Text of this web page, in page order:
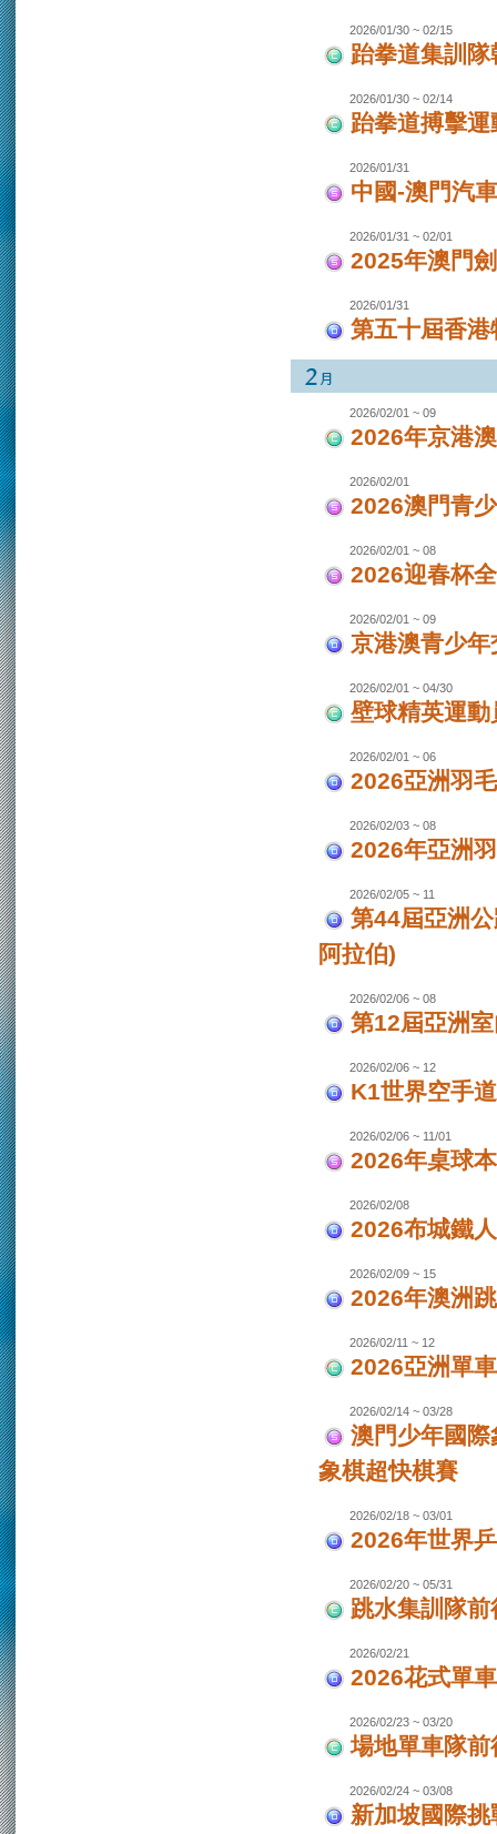
2026/01/30 ~ 02/15
跆拳道集訓
2026/01/30 ~ 02/14
跆拳道搏擊
2026/01/31
中國-澳門汽
2026/01/31 ~ 02/01
2025年澳門
2026/01/31
第五十屆香
2026/02/01 ~ 09
2026年京港
2026/02/01
2026澳門青
2026/02/01 ~ 08
2026迎春杯
2026/02/01 ~ 09
京港澳青少
2026/02/01 ~ 04/30
壁球精英運
2026/02/01 ~ 06
2026亞洲羽
2026/02/03 ~ 08
2026年亞洲
2026/02/05 ~ 11
第44屆亞洲
阿拉伯)
2026/02/06 ~ 08
第12屆亞洲
2026/02/06 ~ 12
K1世界空手
2026/02/06 ~ 11/01
2026年桌球
2026/02/08
2026布城鐵
2026/02/09 ~ 15
2026年澳洲
2026/02/11 ~ 12
2026亞洲單
2026/02/14 ~ 03/28
澳門少年國
象棋超快棋賽
2026/02/18 ~ 03/01
2026年世界
2026/02/20 ~ 05/31
跳水集訓隊
2026/02/21
2026花式單
2026/02/23 ~ 03/20
場地單車隊
2026/02/24 ~ 03/08
新加坡國際